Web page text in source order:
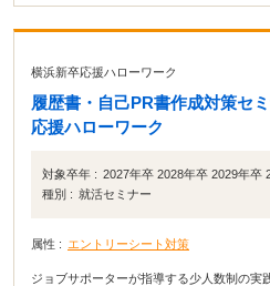
横浜新卒応援ハローワーク
履歴書・自己PR書作成対策セ
応援ハローワーク
対象卒年 : 2027年卒 2028年卒 2029年卒
種別 : 就活セミナー
属性 : エントリーシート対策
ジョブサポーターが指導する少人数制の実践的なセ